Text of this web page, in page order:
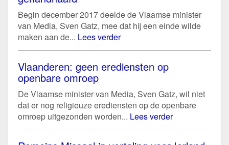
Begin december 2017 deelde de Vlaamse minister
van Media, Sven Gatz, mee dat hij een einde wilde
maken aan de... Lees verder
Vlaanderen: geen erediensten op
openbare omroep
De Vlaamse minister van Media, Sven Gatz, wil niet
dat er nog religieuze erediensten op de openbare
omroep uitgezonden worden... Lees verder